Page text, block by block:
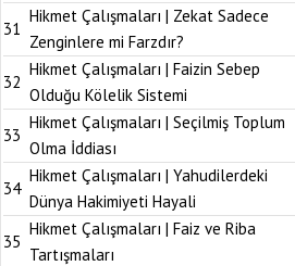
31
Hikmet Çalışmaları | Zekat Sadece
Zenginlere mi Farzdır?
32
Hikmet Çalışmaları | Faizin Sebep
Olduğu Kölelik Sistemi
33
Hikmet Çalışmaları | Seçilmiş Toplum
Olma İddiası
34
Hikmet Çalışmaları | Yahudilerdeki
Dünya Hakimiyeti Hayali
35
Hikmet Çalışmaları | Faiz ve Riba
Tartışmaları